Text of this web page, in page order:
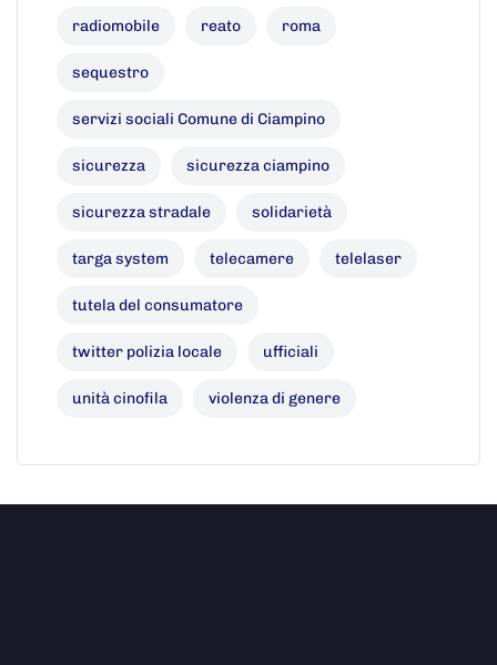
radiomobile reato roma
sequestro
servizi sociali Comune di Ciampino
sicurezza sicurezza ciampino
sicurezza stradale solidarietà
targa system telecamere telelaser
tutela del consumatore
twitter polizia locale ufficiali
unità cinofila violenza di genere